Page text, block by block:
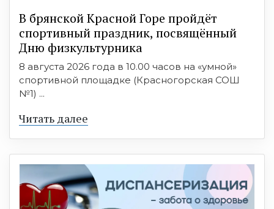
В брянской Красной Горе пройдёт
спортивный праздник, посвящённый
Дню физкультурника
8 августа 2026 года в 10.00 часов на «умной»
спортивной площадке (Красногорская СОШ
№1) ...
Читать далее